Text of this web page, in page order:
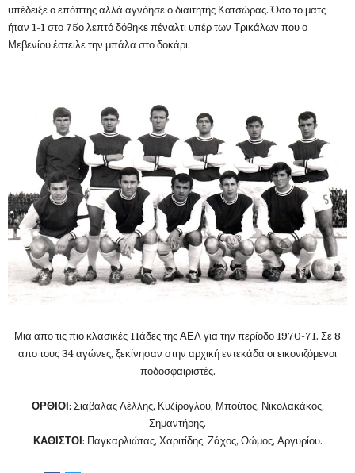
υπέδειξε ο επόπτης αλλά αγνόησε ο διαιτητής Κατσώρας. Όσο το ματς
ήταν 1-1 στο 75ο λεπτό δόθηκε πέναλτι υπέρ των Τρικάλων που ο
Μεβενίου έστειλε την μπάλα στο δοκάρι.
Μια απο τις πιο κλασικές 11άδες της ΑΕΛ για την περίοδο 1970-71. Σε 8
απο τους 34 αγώνες, ξεκίνησαν στην αρχική εντεκάδα οι εικονιζόμενοι
ποδοσφαιριστές.
ΟΡΘΙΟΙ : Σιαβάλας Λέλλης, Κυζίρογλου, Μπούτος, Νικολακάκος,
Σημαντήρης.
ΚΑΘΙΣΤΟΙ : Παγκαρλιώτας, Χαριτίδης, Ζάχος, Θώμος, Αργυρίου.